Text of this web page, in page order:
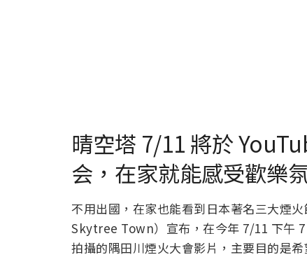
晴空塔 7/11 將於
会，在家就能感受歡樂
不用出國，在家也能看到日本著名三大煙
Skytree Town）宣布，在今年 7/11 下午
拍攝的隅田川煙火大會影片，主要目的是